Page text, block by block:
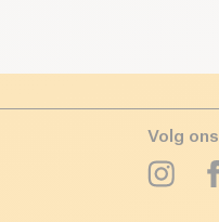
Volg ons